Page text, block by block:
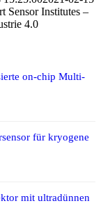
Sensor Institutes –
4.0
on-chip Multi-
für kryogene
mit ultradünnen